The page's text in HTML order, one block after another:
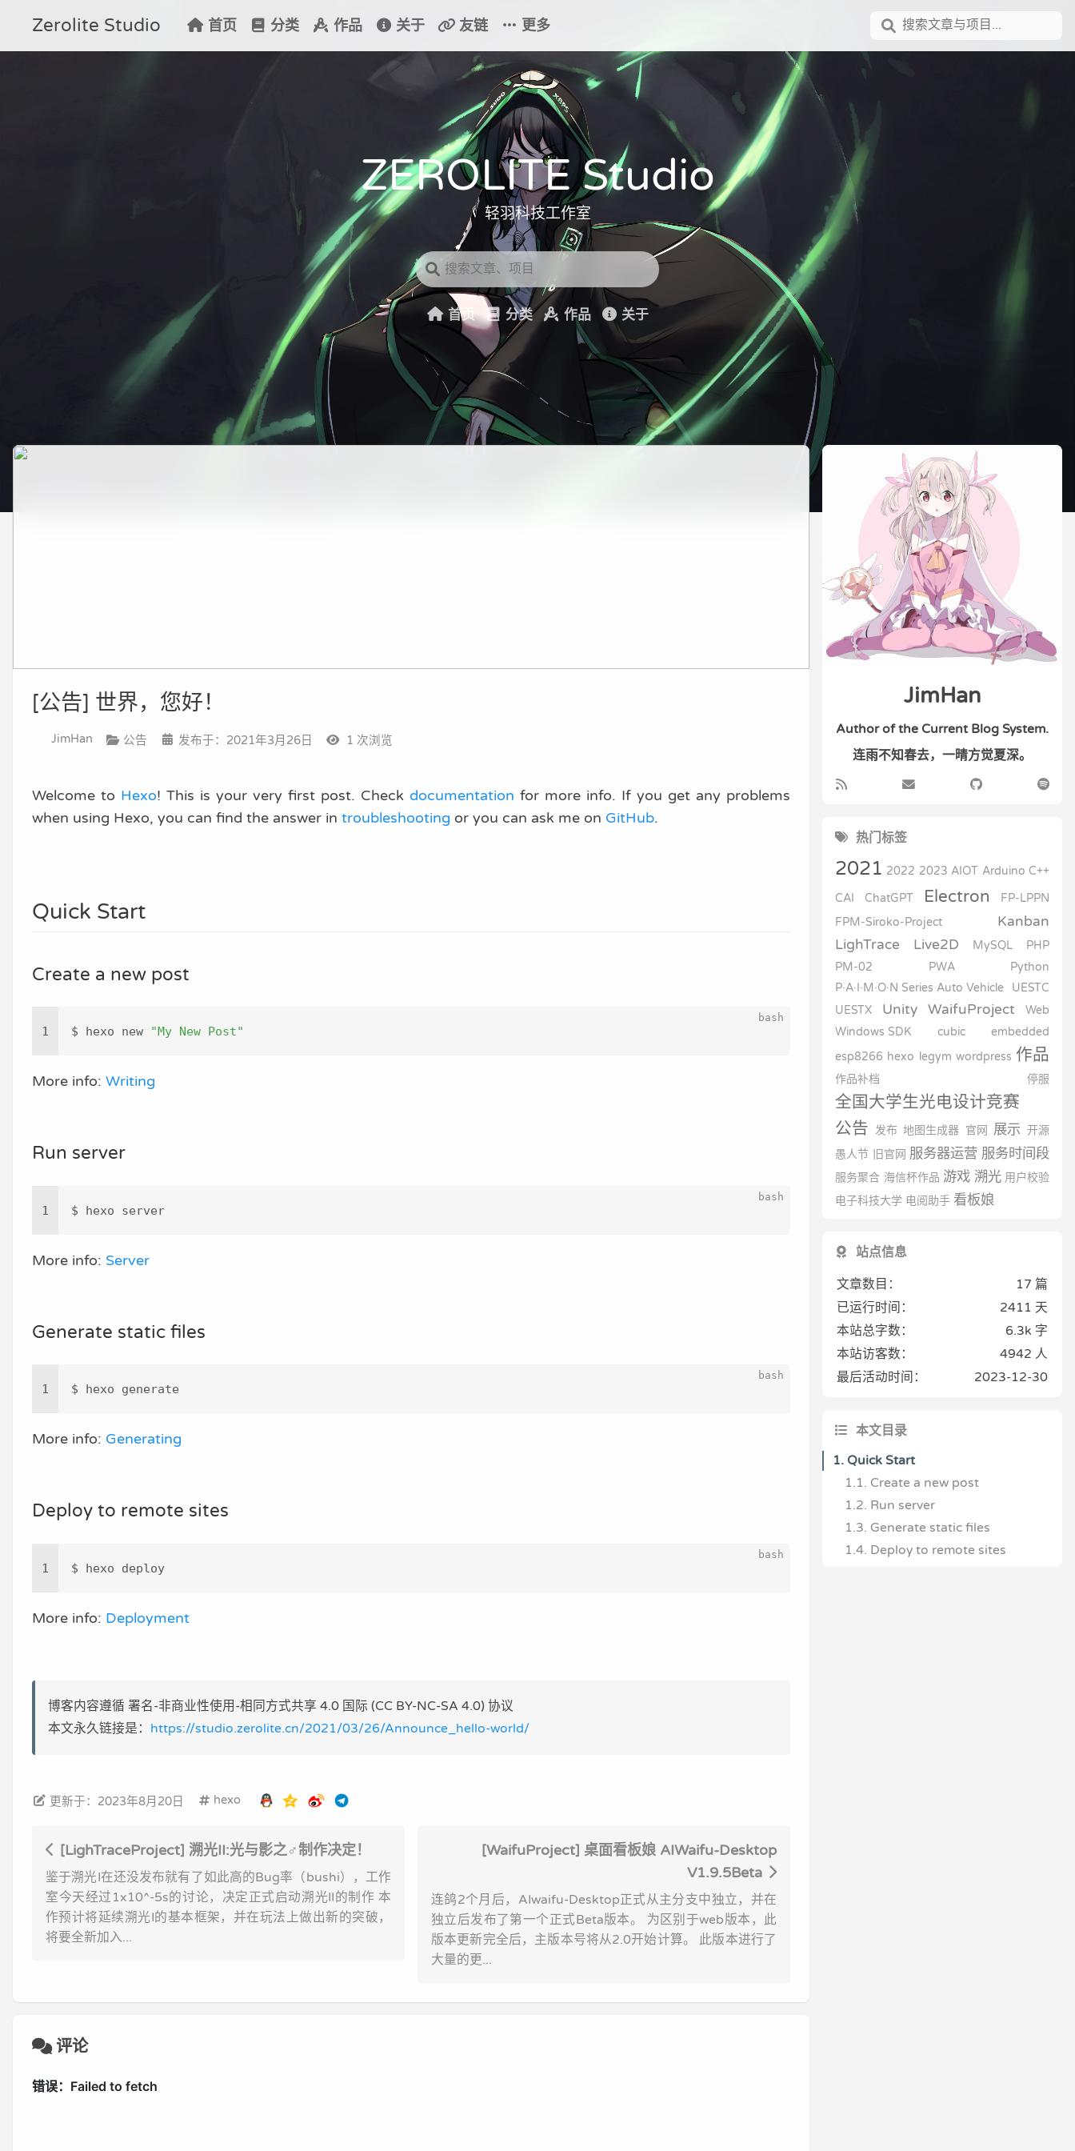
Zerolite Studio 首页 分类 作品 关于 友链 更多
ZEROLITE Studio
轻羽科技工作室
首页 分类 作品 关于
[公告] 世界，您好！
JimHan 公告 发布于：2021年3月26日 1 次浏览
Welcome to Hexo! This is your very first post. Check documentation for more info. If you get any problems
when using Hexo, you can find the answer in troubleshooting or you can ask me on GitHub.
Quick Start
Create a new post
1 $ hexo new "My New Post"
More info: Writing
Run server
1 $ hexo server
More info: Server
Generate static files
1 $ hexo generate
More info: Generating
Deploy to remote sites
1 $ hexo deploy
More info: Deployment
博客内容遵循 署名-非商业性使用-相同方式共享 4.0 国际 (CC BY-NC-SA 4.0) 协议
本文永久链接是： https://studio.zerolite.cn/2021/03/26/Announce_hello-world/
更新于：2023年8月20日 hexo
[LighTraceProject] 溯光II:光与影之♂制作决定！
鉴于溯光I在还没发布就有了如此高的Bug率（bushi），工作
室今天经过1x10^-5s的讨论，决定正式启动溯光II的制作 本
作预计将延续溯光I的基本框架，并在玩法上做出新的突破，
将要全新加入...
[WaifuProject] 桌面看板娘 AIWaifu-Desktop
V1.9.5Beta
连鸽2个月后，AIwaifu-Desktop正式从主分支中独立，并在
独立后发布了第一个正式Beta版本。 为区别于web版本，此
版本更新完全后，主版本号将从2.0开始计算。 此版本进行了
大量的更...
评论
JimHan
Author of the Current Blog System.
连雨不知春去，一晴方觉夏深。
热门标签
2021 2022 2023 AIOT Arduino C++
CAI
ChatGPT Electron
FP-LPPN
FPM-Siroko-Project
Kanban
LighTrace
Live2D MySQL
PHP
PM-02
PWA
Python
P·A·I·M·O·N Series Auto Vehicle
UESTC
UESTX
Unity WaifuProject
Web
Windows SDK
cubic
embedded
esp8266 hexo legym wordpress 作品
作品补档 停服
全国大学生光电设计竞赛
公告 发布 地图生成器 官网 展示 开源
愚人节
旧官网 服务器运营 服务时间段
服务聚合 海信杯作品 游戏 溯光 用户校验
电子科技大学 电阅助手 看板娘
站点信息
文章数目：
17 篇
已运行时间：
2411 天
本站总字数：
6.3k 字
本站访客数：
4942 人
最后活动时间：
2023-12-30
本文目录
1. Quick Start
1.1. Create a new post
1.2. Run server
1.3. Generate static files
1.4. Deploy to remote sites